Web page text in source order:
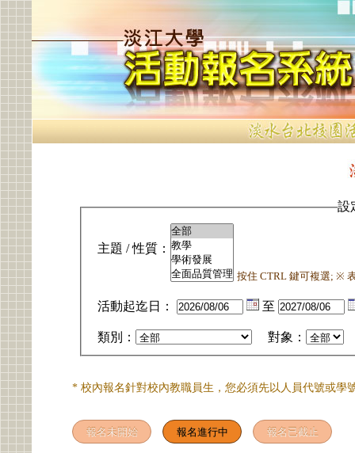
設
主題 / 性質：
按住 CTRL 鍵可複選; ※
活動起迄日： 至
類別： 對象：
* 校內報名針對校內教職員生，您必須先以人員代號或學